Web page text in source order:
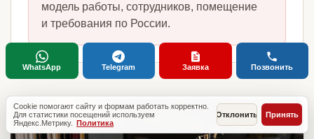
модель работы, сотрудников, помещение
и требования по России.
Cookie помогают сайту и формам работать корректно.
Для статистики посещений используем
Яндекс.Метрику. Политика
Отклонить Принять
WhatsApp Telegram Заявка Позвонить